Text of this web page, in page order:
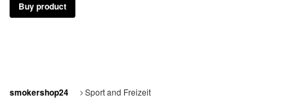
Buy product
smokershop24 Sport and Freizeit